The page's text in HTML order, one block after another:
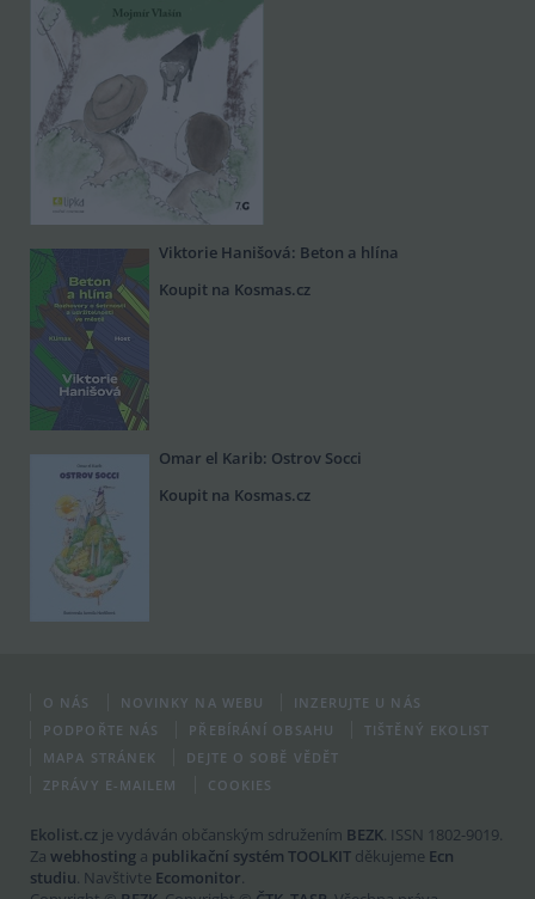
Viktorie Hanišová: Beton a hlína
Koupit na Kosmas.cz
Omar el Karib: Ostrov Socci
Koupit na Kosmas.cz
O NÁS NOVINKY NA WEBU
INZERUJTE U NÁS
PODPOŘTE NÁS
PŘEBÍRÁNÍ OBSAHU
TIŠTĚNÝ EKOLIST
MAPA STRÁNEK
DEJTE O SOBĚ VĚDĚT
ZPRÁVY E-MAILEM
COOKIES
Ekolist.cz je vydáván občanským sdružením BEZK. ISSN 1802-9019.
Za webhosting a publikační systém TOOLKIT děkujeme Ecn
studiu. Navštivte Ecomonitor.